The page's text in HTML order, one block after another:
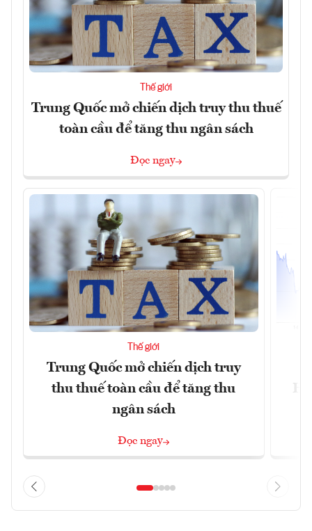
Thế giới
Trung Quốc mở chiến dịch truy thu thuế
toàn cầu để tăng thu ngân sách
Đọc ngay
Thế giới
Trung Quốc mở chiến dịch truy
thu thuế toàn cầu để tăng thu
ngân sách
Đọc ngay